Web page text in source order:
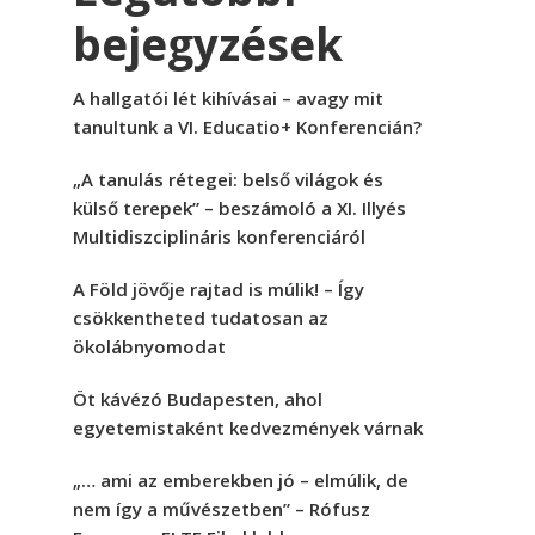
bejegyzések
A hallgatói lét kihívásai – avagy mit
tanultunk a VI. Educatio+ Konferencián?
„A tanulás rétegei: belső világok és
külső terepek” – beszámoló a XI. Illyés
Multidiszciplináris konferenciáról
A Föld jövője rajtad is múlik! – Így
csökkentheted tudatosan az
ökolábnyomodat
Öt kávézó Budapesten, ahol
egyetemistaként kedvezmények várnak
„… ami az emberekben jó – elmúlik, de
nem így a művészetben” – Rófusz